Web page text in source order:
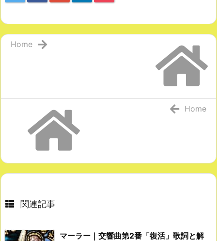
Home
Home
関連記事
マーラー｜交響曲第2番「復活」歌詞と解